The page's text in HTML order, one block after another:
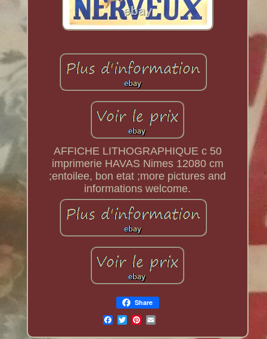
AFFICHE LITHOGRAPHIQUE c 50
imprimerie HAVAS Nimes 12080 cm
;entoilee, bon etat ;more pictures and
informations welcome.
Share